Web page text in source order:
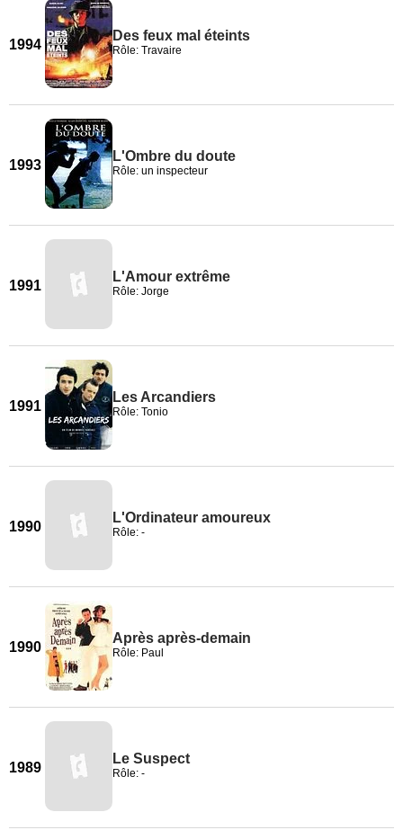
1994
Des feux mal éteints
Rôle: Travaire
1993
L'Ombre du doute
Rôle: un inspecteur
1991
L'Amour extrême
Rôle: Jorge
1991
Les Arcandiers
Rôle: Tonio
1990
L'Ordinateur amoureux
Rôle: -
1990
Après après-demain
Rôle: Paul
1989
Le Suspect
Rôle: -